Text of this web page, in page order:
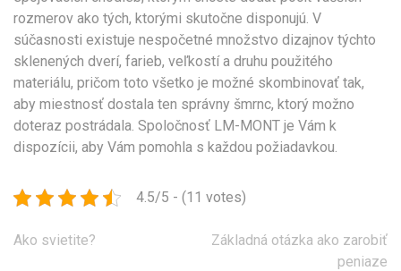
rozmerov ako tých, ktorými skutočne disponujú. V
súčasnosti existuje nespočetné množstvo dizajnov týchto
sklenených dverí, farieb, veľkostí a druhu použitého
materiálu, pričom toto všetko je možné skombinovať tak,
aby miestnosť dostala ten správny šmrnc, ktorý možno
doteraz postrádala. Spoločnosť LM-MONT je Vám k
dispozícii, aby Vám pomohla s každou požiadavkou.
4.5/5 - (11 votes)
Navigace
Ako svietite?
Základná otázka ako zarobiť
peniaze